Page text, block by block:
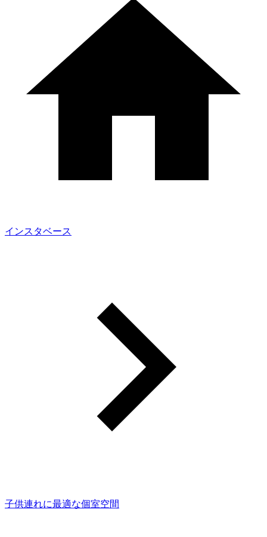
インスタベース
子供連れに最適な個室空間